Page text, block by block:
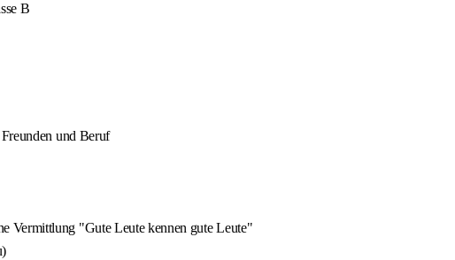
B
und Beruf
Vermittlung "Gute Leute kennen gute Leute"